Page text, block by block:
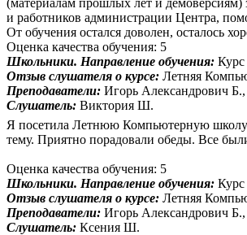
и работников администрации Центра,
От обучения остался доволен, осталось
Оценка качества обучения: 5
Школьники. Направление обучения: Курс
Отзыв слушателя о курсе: Летняя
Преподаватели: Игорь Александрович
Слушатель: Виктория Ш.
Я посетила Летнюю Компьютерную школу
тему. Приятно порадовали обеды. Все
Оценка качества обучения: 5
Школьники. Направление обучения: Курс
Отзыв слушателя о курсе: Летняя
Преподаватели: Игорь Александрович
Слушатель: Ксения Ш.